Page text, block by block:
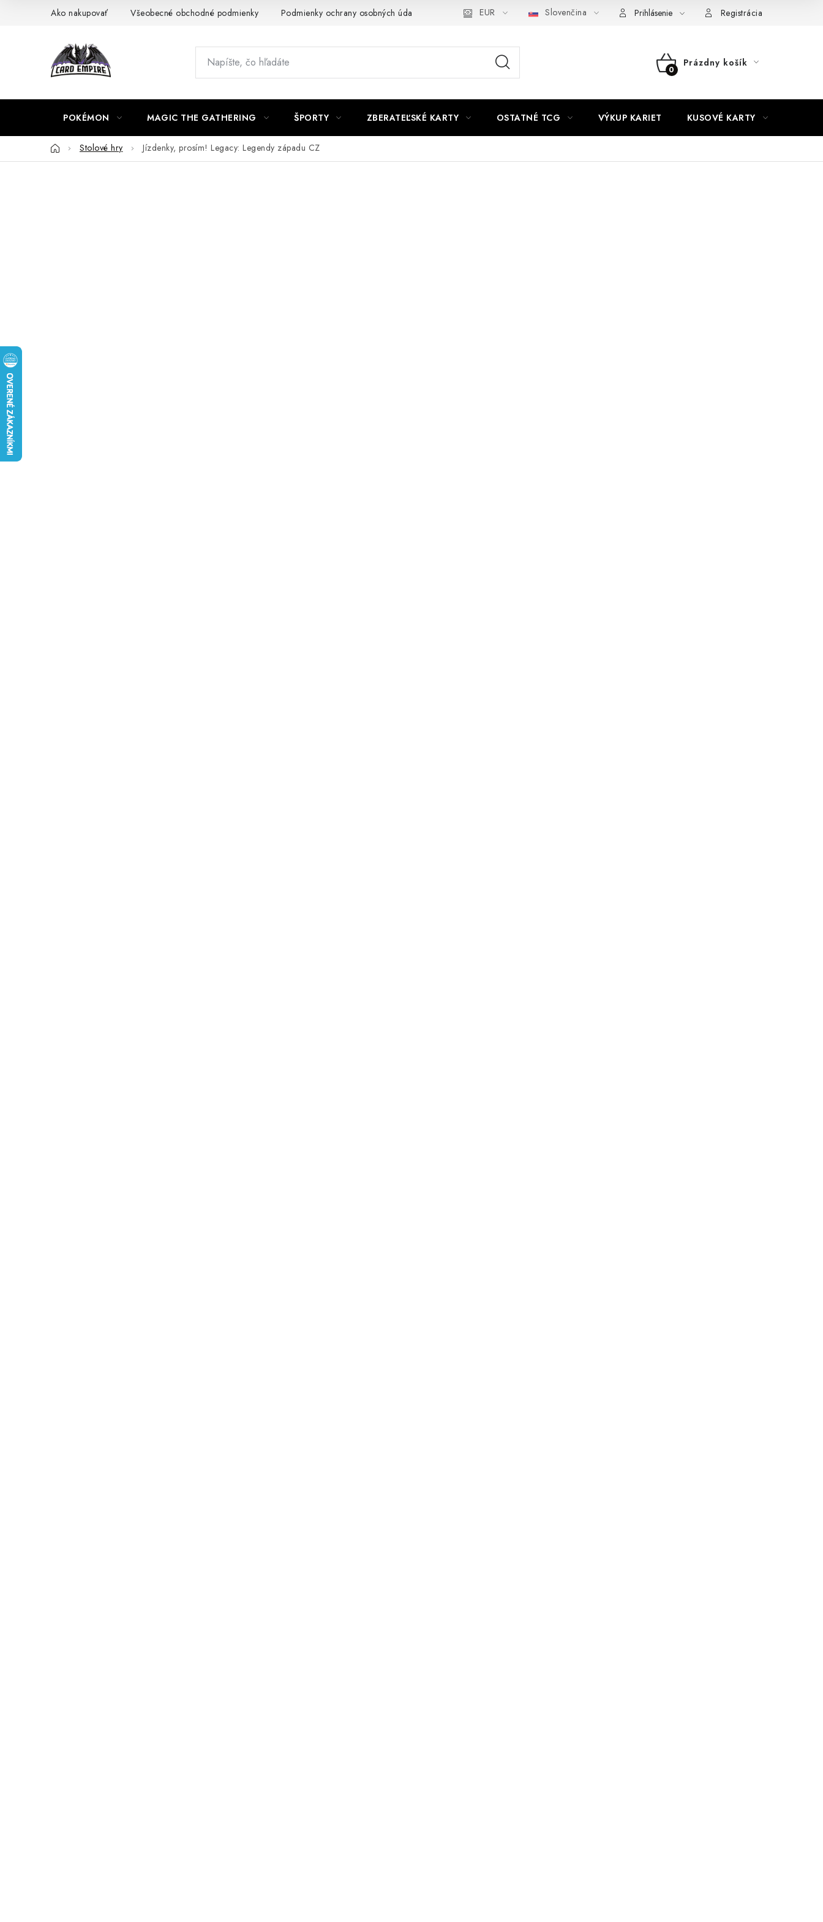
Ako nakupovať Všeobecné obchodné podmienky Podmienky ochrany osobných údajov a poučenie o Cookies Kontakty Doprava a platba Práca v CardEmpire
EUR Slovenčina Prihlásenie Registrácia
NÁKUPNÝ
Prázdny košík
POKÉMON MAGIC THE GATHERING ŠPORTY ZBERATEĽSKÉ KARTY OSTATNÉ TCG VÝKUP KARIET KUSOVÉ KARTY
DomovStolové hry Jízdenky, prosím! Legacy: Legendy západu CZ